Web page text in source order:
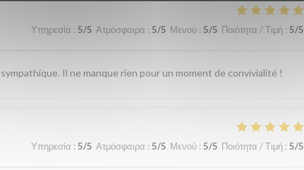
Υπηρεσία : 5/5 Ατμόσφαιρα : 5/5 Μενού : 5/5 Ποιότητα / Τιμή : 5/5
Il ne manque rien pour un moment de convivialité !
Υπηρεσία : 5/5 Ατμόσφαιρα :5/5 Μενού : 5/5 Ποιότητα / Τιμή : 5/5